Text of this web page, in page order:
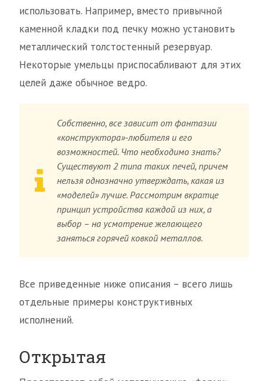
использовать. Например, вместо привычной
каменной кладки под печку можно установить
металлический толстостенный резервуар.
Некоторые умельцы приспосабливают для этих
целей даже обычное ведро.
Собственно, все зависит от фантазии
«конструктора»-любителя и его
возможностей. Что необходимо знать?
Существуют 2 типа таких печей, причем
нельзя однозначно утверждать, какая из
«моделей» лучше. Рассмотрим вкратце
принцип устройства каждой из них, а
выбор – на усмотрение желающего
заняться горячей ковкой металлов.
Все приведенные ниже описания – всего лишь
отдельные примеры конструктивных
исполнений.
Открытая